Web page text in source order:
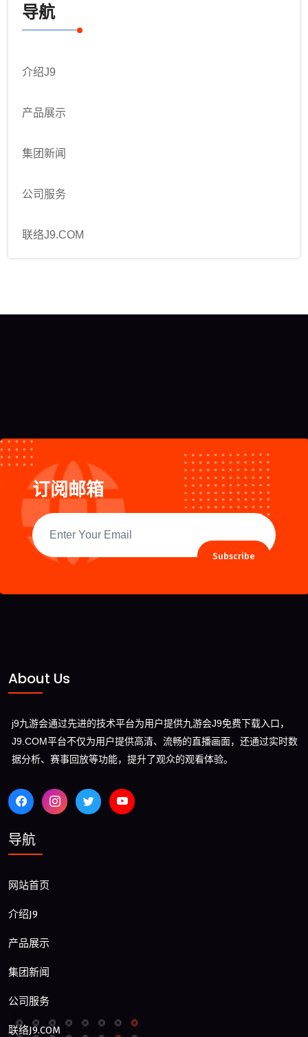
导航
介绍J9
产品展示
集团新闻
公司服务
联络J9.COM
订阅邮箱
Subscribe
About Us
j9九游会通过先进的技术平台为用户提供九游会J9免费下载入口，
J9.COM平台不仅为用户提供高清、流畅的直播画面，还通过实时数
据分析、赛事回放等功能，提升了观众的观看体验。
导航
网站首页
介绍J9
产品展示
集团新闻
公司服务
联络J9.COM